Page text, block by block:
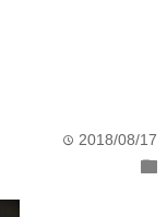
time 2018/08/17
folder